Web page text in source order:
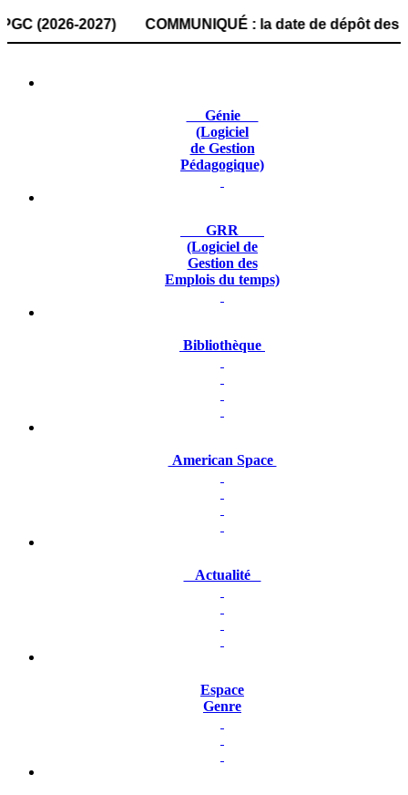
2027) COMMUNIQUÉ : la date de dépôt des
Génie
(Logiciel
de Gestion
Pédagogique)
GRR
(Logiciel de
Gestion des
Emplois du temps)
Bibliothèque
American Space
Actualité
Espace
Genre